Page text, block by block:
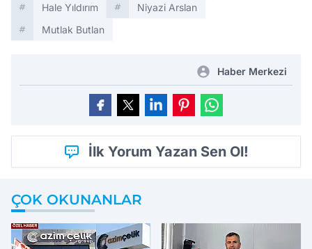
Hale Yıldırım
Niyazi Arslan
Mutlak Butlan
Haber Merkezi
İlk Yorum Yazan Sen Ol!
ÇOK OKUNANLAR